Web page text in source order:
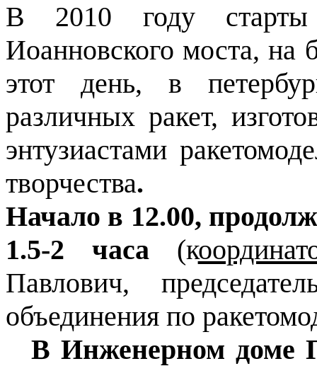
В 2010 году
Иоанновского моста, на
этот день, в
различных ракет,
энтузиастами
творчества.
Начало в 12.00,
1.5-2 часа (к
Павлович,
объединения по
В Инженерном доме